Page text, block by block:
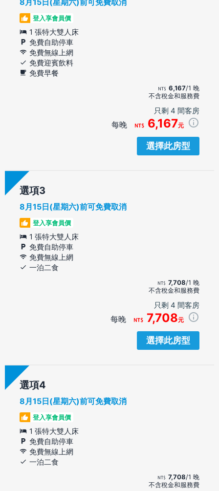
登入享會員價
1 張特大雙人床
免費自助停車
免費無線上網
免費迎賓飲料
免費早餐
6,167/1 晚
不含稅金和服務費
只剩 4 間客房
每晚 6,167元
選擇此房型
選項
8月15日(星期六)前可免費取消
登入享會員價
1 張特大雙人床
免費自助停車
免費無線上網
一泊二食
7,708/1 晚
不含稅金和服務費
只剩 4 間客房
每晚 7,708元
選擇此房型
選項
8月15日(星期六)前可免費取消
登入享會員價
1 張特大雙人床
免費自助停車
免費無線上網
一泊二食
7,708/1 晚
不含稅金和服務費